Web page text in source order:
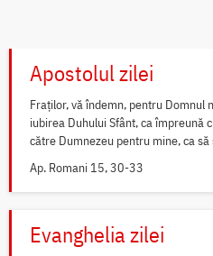
Apostolul zilei
Fraților, vă îndemn, pentru Domnul
iubirea Duhului Sfânt, ca împreună
către Dumnezeu pentru mine, ca să
Ap. Romani 15, 30-33
Evanghelia zilei